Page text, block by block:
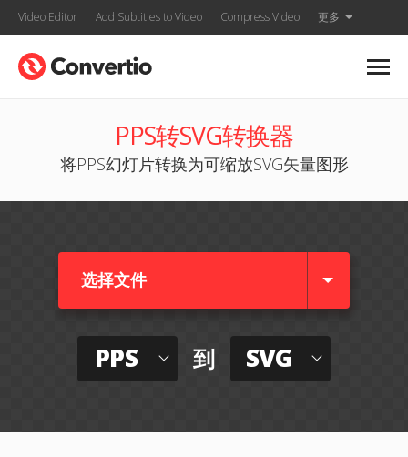
Video Editor Add Subtitles to Video Compress Video 更多
PPS转SVG转换器
将PPS幻灯片转换为可缩放SVG矢量图形
选择文件
PPS 到 SVG